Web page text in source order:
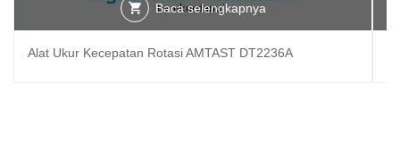
Baca selengkapnya
Alat Ukur Kecepatan Rotasi AMTAST DT2236A